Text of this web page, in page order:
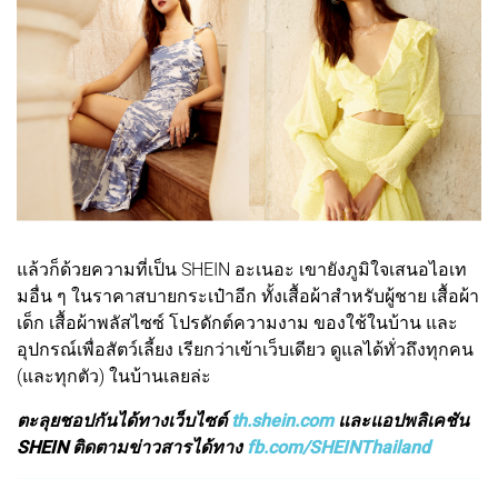
แล้วก็ด้วยความที่เป็น SHEIN อะเนอะ เขายังภูมิใจเสนอไอเท
มอื่น ๆ ในราคาสบายกระเป๋าอีก ทั้งเสื้อผ้าสำหรับผู้ชาย เสื้อผ้า
เด็ก เสื้อผ้าพลัสไซซ์ โปรดักต์ความงาม ของใช้ในบ้าน และ
อุปกรณ์เพื่อสัตว์เลี้ยง เรียกว่าเข้าเว็บเดียว ดูแลได้ทั่วถึงทุกคน
(และทุกตัว) ในบ้านเลยล่ะ
ตะลุยชอปกันได้ทางเว็บไซต์ th.shein.comและแอปพลิเคชัน
SHEIN ติดตามข่าวสารได้ทาง fb.com/SHEINThailand